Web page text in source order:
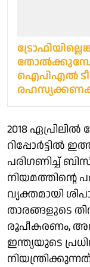
ഐപിഎൽ
2018 ഏപ്രിലില്‍
റിപ്പോര്‍ട്ടില്‍
പരിഗണിച്ച്
നിയമത്തിന്റെ
വ്യക്തമായി
താരങ്ങളുടെ
രൂപീകരണം,
ഇന്ത്യയുടെ